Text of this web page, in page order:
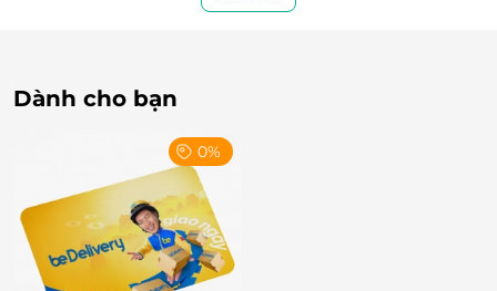
Không chỉ có gà - Thực đơn phong phú, chuẩn
Bên cạnh gà rán, Chixmax còn mang đến lựa chọn
đa dạng như:
Burger gà, bò, tôm thơm lừng
Cơm gà đầy đặn, tròn vị
Dành cho bạn
0%